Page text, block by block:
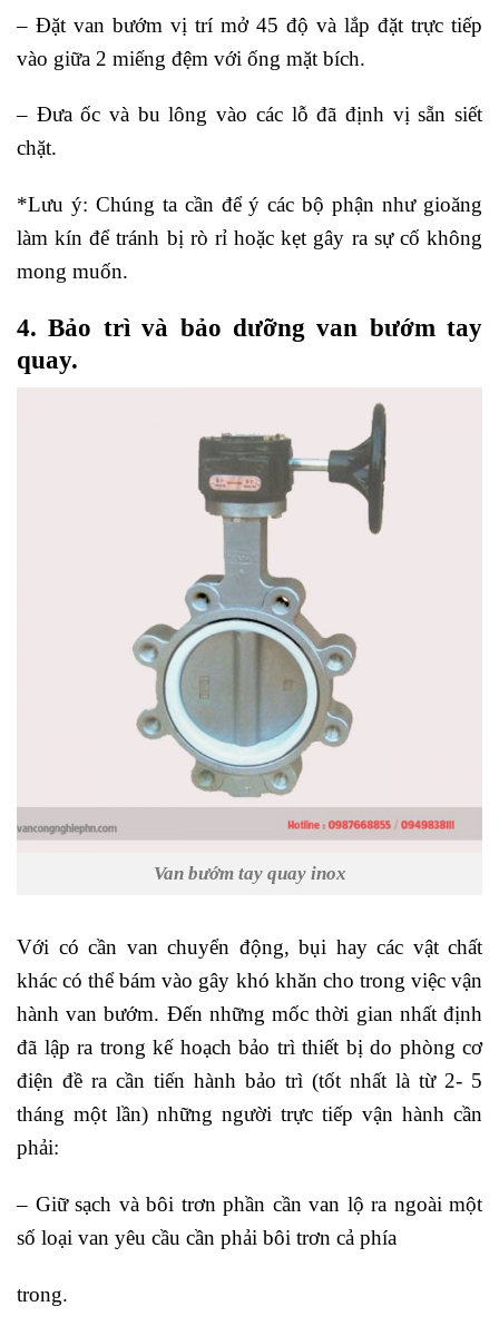
– Đặt van bướm vị trí mở 45 độ và lắp đặt trực tiếp
vào giữa 2 miếng đệm với ống mặt bích.
– Đưa ốc và bu lông vào các lỗ đã định vị sẵn siết
chặt.
*Lưu ý: Chúng ta cần để ý các bộ phận như gioăng
làm kín để tránh bị rò rỉ hoặc kẹt gây ra sự cố không
mong muốn.
4. Bảo trì và bảo dưỡng van bướm tay
quay.
Van bướm tay quay inox
Với có cần van chuyển động, bụi hay các vật chất
khác có thể bám vào gây khó khăn cho trong việc vận
hành van bướm. Đến những mốc thời gian nhất định
đã lập ra trong kế hoạch bảo trì thiết bị do phòng cơ
điện đề ra cần tiến hành bảo trì (tốt nhất là từ 2- 5
tháng một lần) những người trực tiếp vận hành cần
phải:
– Giữ sạch và bôi trơn phần cần van lộ ra ngoài một
số loại van yêu cầu cần phải bôi trơn cả phía
trong.